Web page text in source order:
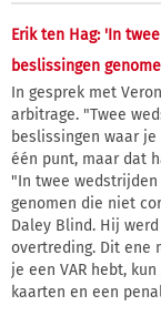
Erik ten Hag: 'In
beslissingen
In gesprek met
arbitrage. "Twee
beslissingen waar
één punt, maar dat
"In twee
genomen die niet
Daley Blind. Hij
overtreding. Dit ene
je een VAR hebt,
kaarten en een